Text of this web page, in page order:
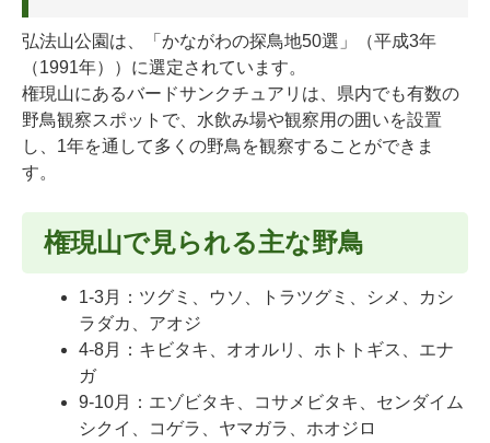
弘法山公園は、「かながわの探鳥地50選」（平成3年
（1991年））に選定されています。
権現山にあるバードサンクチュアリは、県内でも有数の
野鳥観察スポットで、水飲み場や観察用の囲いを設置
し、1年を通して多くの野鳥を観察することができま
す。
権現山で見られる主な野鳥
1-3月：ツグミ、ウソ、トラツグミ、シメ、カシ
ラダカ、アオジ
4-8月：キビタキ、オオルリ、ホトトギス、エナ
ガ
9-10月：エゾビタキ、コサメビタキ、センダイム
シクイ、コゲラ、ヤマガラ、ホオジロ